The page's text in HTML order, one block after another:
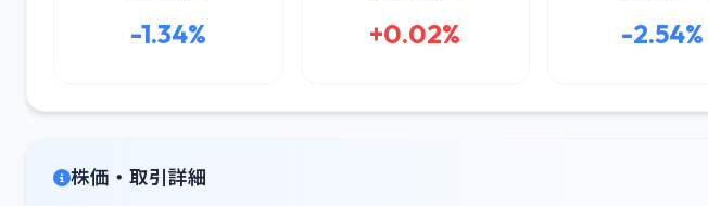
-1.34% +0.02% -2.54%
株価・取引詳細